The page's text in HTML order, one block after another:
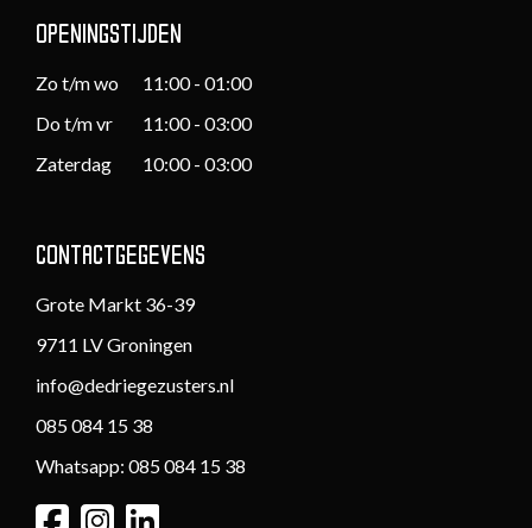
OPENINGSTIJDEN
Zo t/m wo
11:00 - 01:00
Do t/m vr
11:00 - 03:00
Zaterdag
10:00 - 03:00
CONTACTGEGEVENS
Grote Markt 36-39
9711 LV Groningen
info@dedriegezusters.nl
085 084 15 38
Whatsapp: 085 084 15 38